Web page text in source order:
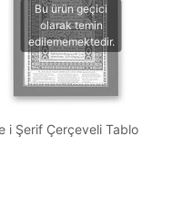
i Şerif Çerçeveli Tablo